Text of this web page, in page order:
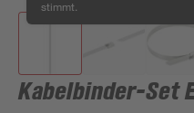
stimmt.
Kabelbinder-Set